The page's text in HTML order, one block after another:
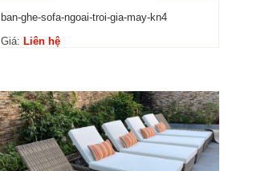
ban-ghe-sofa-ngoai-troi-gia-may-kn4
Giá: Liên hệ